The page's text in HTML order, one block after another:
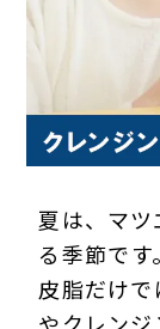
プライバシ
夏は、マ
る季節で
皮脂だけ